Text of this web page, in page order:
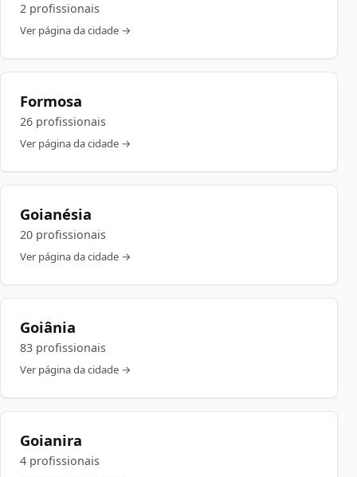
2 profissionais
Ver página da cidade →
Formosa
26 profissionais
Ver página da cidade →
Goianésia
20 profissionais
Ver página da cidade →
Goiânia
83 profissionais
Ver página da cidade →
Goianira
4 profissionais